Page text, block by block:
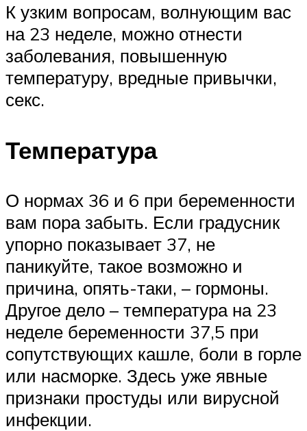
К узким вопросам, волнующим вас
на 23 неделе, можно отнести
заболевания, повышенную
температуру, вредные привычки,
секс.
Температура
О нормах 36 и 6 при беременности
вам пора забыть. Если градусник
упорно показывает 37, не
паникуйте, такое возможно и
причина, опять-таки, – гормоны.
Другое дело – температура на 23
неделе беременности 37,5 при
сопутствующих кашле, боли в горле
или насморке. Здесь уже явные
признаки простуды или вирусной
инфекции.